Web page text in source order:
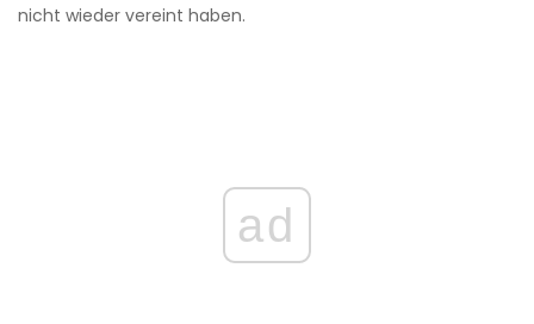
nicht wieder vereint haben.
ad